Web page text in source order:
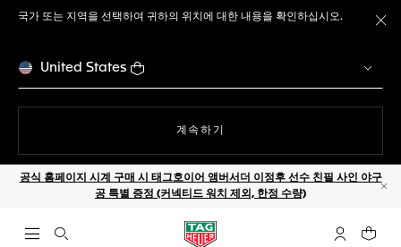
국가 또는 지역을 선택하여 귀하의 위치에 대한 내용을 확인하십시오.
United States
웹사이트에서
계속하기
공식 홈페이지 시계 구매 시 태그호이어 앰버서더 이정후 선수 친필 사인 야구
공 특별 증정 (커넥티드 워치 제외, 한정 수량)
검색 열기 마이 태그호
귀하